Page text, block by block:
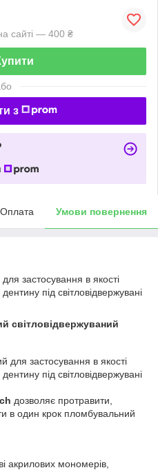
сайті — 400 ₴
з
Оплата Умови повернення
застосування в якості
під світловідвержувані
світловідвержуваний
для застосування в якості
під світловідвержувані
дозволяє протравити,
в один крок пломбувальний
акрилових мономерів,